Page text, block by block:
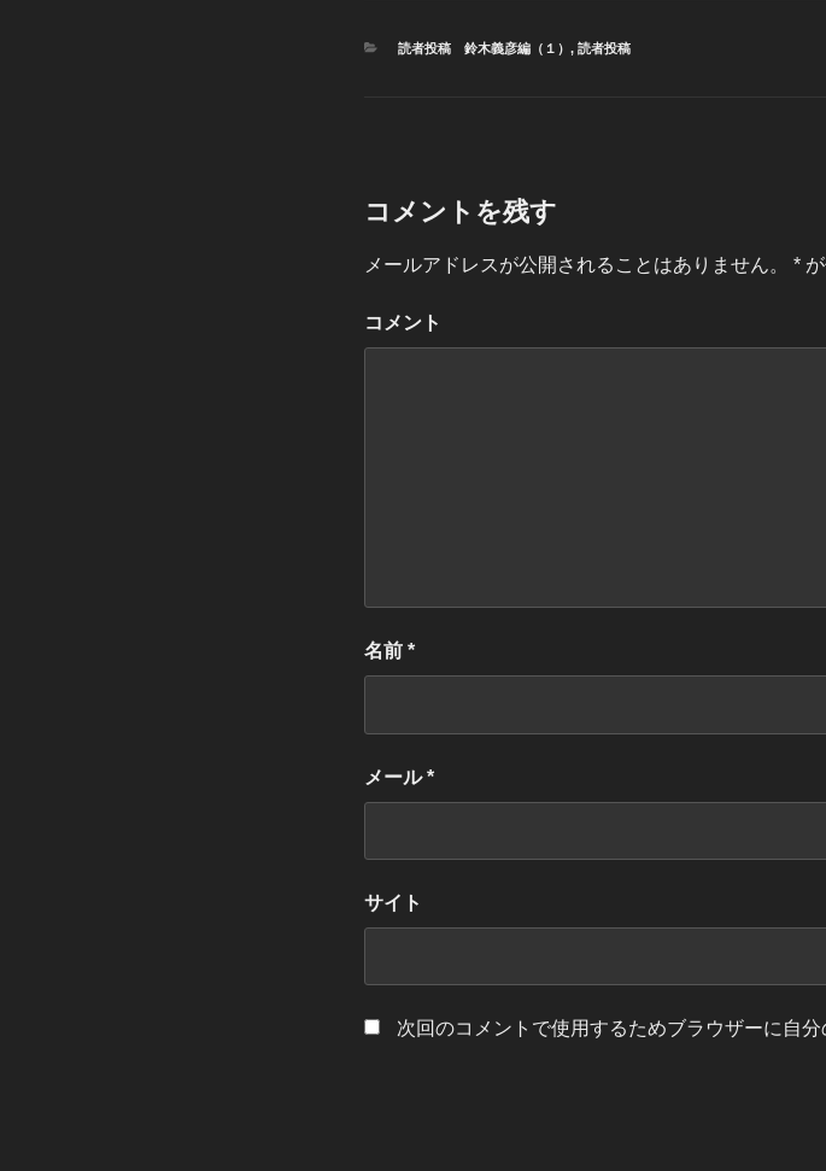
カ
読者投稿 鈴木義彦編（１） , 読者投稿
コメントを残す
メールアドレスが公開されることはありません。 *
コメント
名前 *
メール*
サイト
次回のコメントで使用するためブラウザーに自